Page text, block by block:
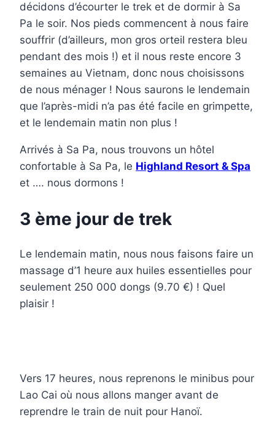
décidons d’écourter le trek et de dormir à Sa
Pa le soir. Nos pieds commencent à nous faire
souffrir (d’ailleurs, mon gros orteil restera bleu
pendant des mois !) et il nous reste encore 3
semaines au Vietnam, donc nous choisissons
de nous ménager ! Nous saurons le lendemain
que l’après-midi n’a pas été facile en grimpette,
et le lendemain matin non plus !
Arrivés à Sa Pa, nous trouvons un hôtel
confortable à Sa Pa, le Highland Resort & Spa
et …. nous dormons !
3 ème jour de trek
Le lendemain matin, nous nous faisons faire un
massage d’1 heure aux huiles essentielles pour
seulement 250 000 dongs (9.70 €) ! Quel
plaisir !
Vers 17 heures, nous reprenons le minibus pour
Lao Cai où nous allons manger avant de
reprendre le train de nuit pour Hanoï.